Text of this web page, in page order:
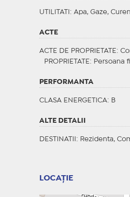
UTILITATI : Apa, Gaze,
ACTE
ACTE DE PROPRIETATE :
PROPRIETATE : Persoana
PERFORMANTA
CLASA ENERGETICA: B
ALTE DETALII
DESTINATII : Rezidenta,
LOCAȚIE